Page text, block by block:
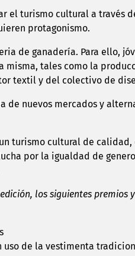
el turismo cultural a
protagonismo.
de ganadería. Para ello,
tales como la
textil y del colectivo de
de nuevos mercados y
turismo cultural de
por la igualdad de
los siguientes premios
de la vestimenta